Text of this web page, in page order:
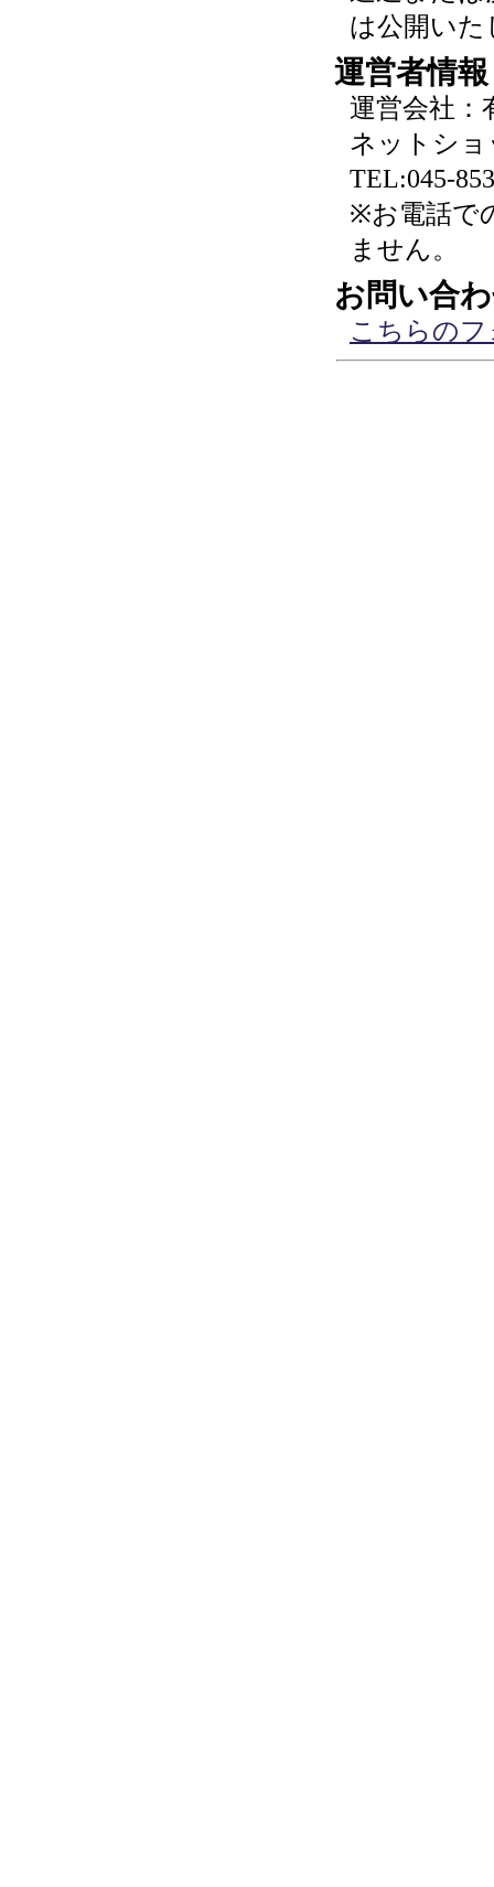
は公開い
運営者情報
運営会社：
ネットショ
TEL:045-
※お電話で
ません。
お問い合
こちらの